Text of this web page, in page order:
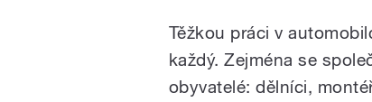
Těžkou práci v
každý. Zejména se
obyvatelé: dělníci,